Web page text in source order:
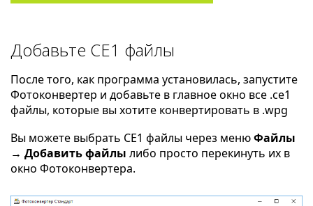
Добавьте CE1 файлы
После того, как программа установилась, запустите
Фотоконвертер и добавьте в главное окно все .ce1
файлы, которые вы хотите конвертировать в .wpg
Вы можете выбрать CE1 файлы через менюФайлы
→ Добавить файлы либо просто перекинуть их в
окно Фотоконвертера.